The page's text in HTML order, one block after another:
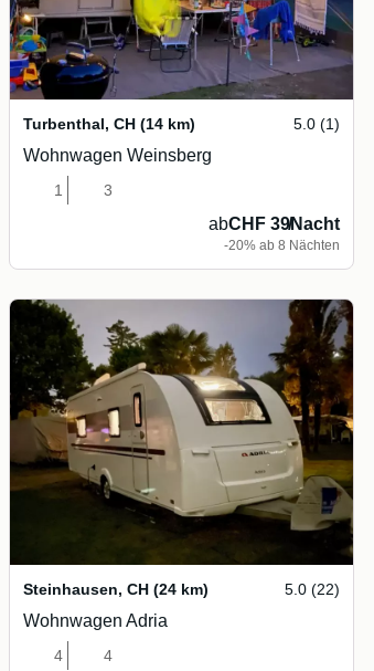
Turbenthal, CH (14 km) 5.0 (1)
Wohnwagen Weinsberg
1 3
abCHF 39/Nacht
-20% ab 8 Nächten
Steinhausen, CH (24 km) 5.0 (22)
Wohnwagen Adria
4 4